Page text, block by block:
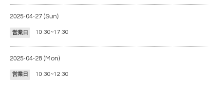
2025-04-27 (Sun)
営業日 10:30~17:30
2025-04-28 (Mon)
営業日 10:30~12:30